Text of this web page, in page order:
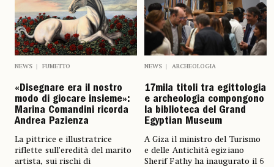
NEWS FUMETTO
«Disegnare era il nostro
modo di giocare insieme»:
Marina Comandini ricorda
Andrea Pazienza
La pittrice e illustratrice
riflette sull'eredità del marito
artista, sui rischi di
NEWS ARCHEOLOGIA
17mila titoli tra egittologia
e archeologia compongono
la biblioteca del Grand
Egyptian Museum
A Giza il ministro del Turismo
e delle Antichità egiziano
Sherif Fathy ha inaugurato il 6